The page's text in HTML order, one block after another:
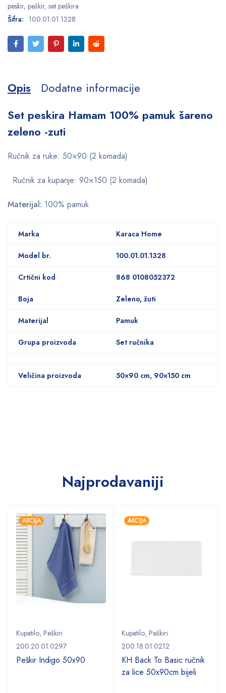
peskir, peškir, set peškira
Šifra: 100.01.01.1328
Opis
Dodatne informacije
Set peskira Hamam 100% pamuk šareno
zeleno -zuti
Ručnik za ruke: 50×90 (2 komada)
Ručnik za kupanje: 90×150 (2 komada)
Materijal: 100% pamuk
Marka Karaca Home
Model br. 100.01.01.1328
Crtični kod 868 0108052372
Boja Zeleno, žuti
Materijal Pamuk
Grupa proizvoda Set ručnika
Veličina proizvoda 50×90 cm, 90×150 cm
Najprodavaniji
AKCIJA
Kupatilo, Peškiri
200.20.01.0297
Peškir Indigo 50x90
AKCIJA
Kupatilo, Peškiri
200.18.01.0212
KH Back To Basic ručnik
za lice 50x90cm bijeli